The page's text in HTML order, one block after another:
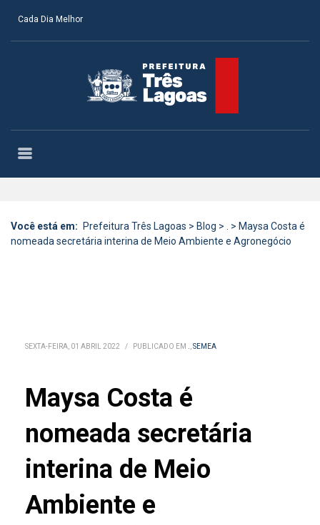
Cada Dia Melhor
Você está em: Prefeitura Três Lagoas > Blog > . > Maysa Costa é
nomeada secretária interina de Meio Ambiente e Agronegócio
SEXTA-FEIRA, 01 ABRIL 2022 / PUBLICADO EM .,SEMEA
Maysa Costa é
nomeada secretária
interina de Meio
Ambiente e